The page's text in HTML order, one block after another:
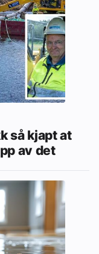
så kjapt at
av det